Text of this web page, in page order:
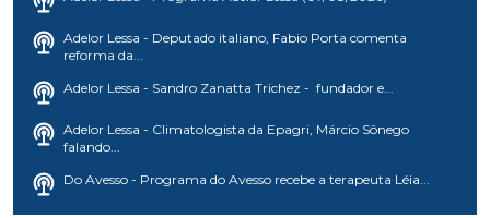
Adelor Lessa - Deputado italiano, Fabio Porta comenta
reforma da...
Adelor Lessa - Sandro Zanatta Trichez - fundador e...
Adelor Lessa - Climatologista da Epagri, Márcio Sônego
falando...
Do Avesso - Programa do Avesso recebe a terapeuta Léia...